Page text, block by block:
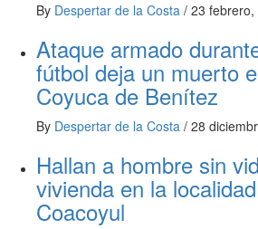
By Despertar de la Costa / 23 febrero,
Ataque armado
fútbol deja un muerto
Coyuca de Benítez
By Despertar de la Costa / 28
Hallan a hombre sin
vivienda en la
Coacoyul